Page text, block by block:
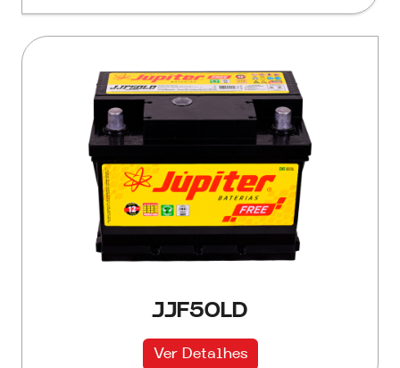
JJF50LD
Ver Detalhes